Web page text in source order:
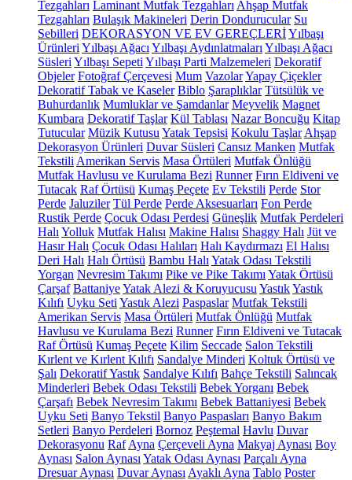
Tezgahları Laminant Mutfak Tezgahları Ahşap Mutfak
Tezgahları Bulaşık Makineleri Derin Dondurucular Su
Sebilleri DEKORASYON VE EV GEREÇLERİYılbaşı
Ürünleri Yılbaşı Ağacı Yılbaşı Aydınlatmaları Yılbaşı Ağacı
Süsleri Yılbaşı Sepeti Yılbaşı Parti Malzemeleri Dekoratif
Objeler Fotoğraf Çerçevesi Mum VazolarYapay Çiçekler
Dekoratif Tabak ve Kaseler Biblo Şaraplıklar Tütsülük ve
Buhurdanlık Mumluklar ve Şamdanlar Meyvelik Magnet
Kumbara Dekoratif Taşlar Kül Tablası Nazar Boncuğu Kitap
Tutucular Müzik Kutusu Yatak Tepsisi Kokulu Taşlar Ahşap
Dekorasyon Ürünleri Duvar Süsleri Cansız Manken Mutfak
Tekstili Amerikan Servis Masa Örtüleri Mutfak Önlüğü
Mutfak Havlusu ve Kurulama Bezi Runner Fırın Eldiveni ve
Tutacak Raf Örtüsü Kumaş Peçete Ev Tekstili Perde Stor
Perde Jaluziler Tül Perde Perde Aksesuarları Fon Perde
Rustik Perde Çocuk Odası Perdesi Güneşlik Mutfak Perdeleri
Halı Yolluk Mutfak Halısı Makine Halısı Shaggy Halı Jüt ve
Hasır Halı Çocuk Odası Halıları Halı Kaydırmazı El Halısı
Deri Halı Halı Örtüsü Bambu Halı Yatak Odası Tekstili
Yorgan Nevresim Takımı Pike ve Pike Takımı Yatak Örtüsü
Çarşaf BattaniyeYatak Alezi & Koruyucusu YastıkYastık
Kılıfı Uyku Seti Yastık Alezi Paspaslar Mutfak Tekstili
Amerikan Servis Masa Örtüleri Mutfak Önlüğü Mutfak
Havlusu ve Kurulama Bezi Runner Fırın Eldiveni ve Tutacak
Raf Örtüsü Kumaş Peçete Kilim Seccade Salon Tekstili
Kırlent ve Kırlent Kılıfı Sandalye Minderi Koltuk Örtüsü ve
Şalı Dekoratif Yastık Sandalye Kılıfı Bahçe Tekstili Salıncak
Minderleri Bebek Odası Tekstili Bebek Yorganı Bebek
Çarşafı Bebek Nevresim Takımı Bebek Battaniyesi Bebek
Uyku Seti Banyo Tekstil Banyo Paspasları Banyo Bakım
Setleri Banyo Perdeleri Bornoz Peştemal Havlu Duvar
Dekorasyonu Raf Ayna Çerçeveli Ayna Makyaj Aynası Boy
Aynası Salon Aynası Yatak Odası Aynası Parçalı Ayna
Dresuar Aynası Duvar Aynası Ayaklı Ayna Tablo Poster